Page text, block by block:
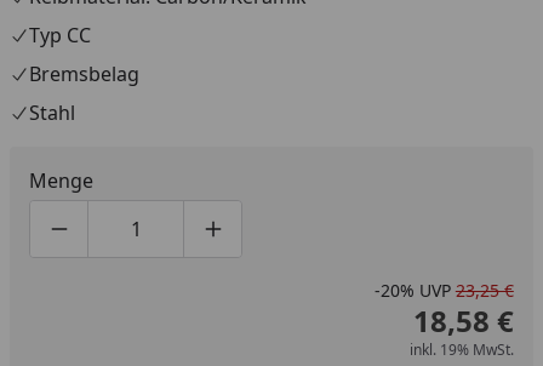
Typ CC
Bremsbelag
Stahl
Menge
Produktmenge um eins verringern
Produktmenge manuell eingeben
Produktmenge um eins erhöhen
-20% UVP 23,25 €
18,58 €
inkl. 19% MwSt.